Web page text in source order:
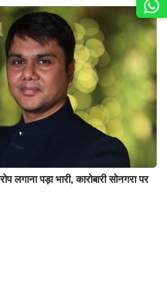
पड़ा भारी, कारोबारी सोनगरा पर